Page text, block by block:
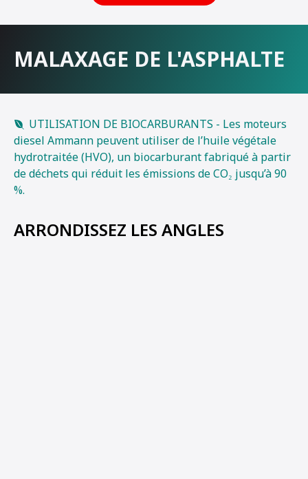
MALAXAGE DE L'ASPHALTE
UTILISATION DE BIOCARBURANTS - Les moteurs
diesel Ammann peuvent utiliser de l’huile végétale
hydrotraitée (HVO), un biocarburant fabriqué à partir
de déchets qui réduit les émissions de CO₂ jusqu’à 90
%.
ARRONDISSEZ LES ANGLES